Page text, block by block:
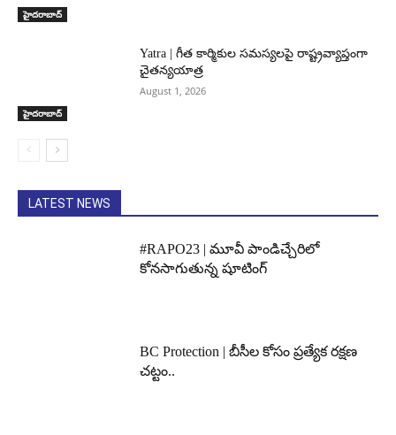
హైదరాబాద్‌
హైదరాబాద్‌
Yatra | గీత కార్మికుల సమస్యలపై రాష్ట్రవ్యాప్తంగా
చైతన్యయాత్ర
August 1, 2026
LATEST NEWS
#RAPO23 | మూవీ పాండిచ్చేరిలో
కోనసాగుతున్న షూటింగ్
BC Protection | బీసీల కోసం ప్రత్యేక రక్షణ
చట్టం..